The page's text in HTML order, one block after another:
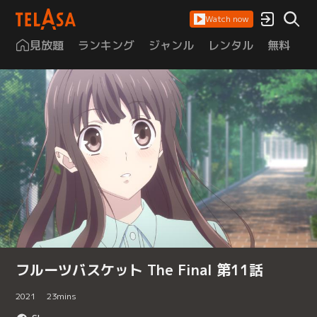
Watch now
見放題 ランキング ジャンル レンタル 無料
フルーツバスケット The Final 第11話
2021 23mins